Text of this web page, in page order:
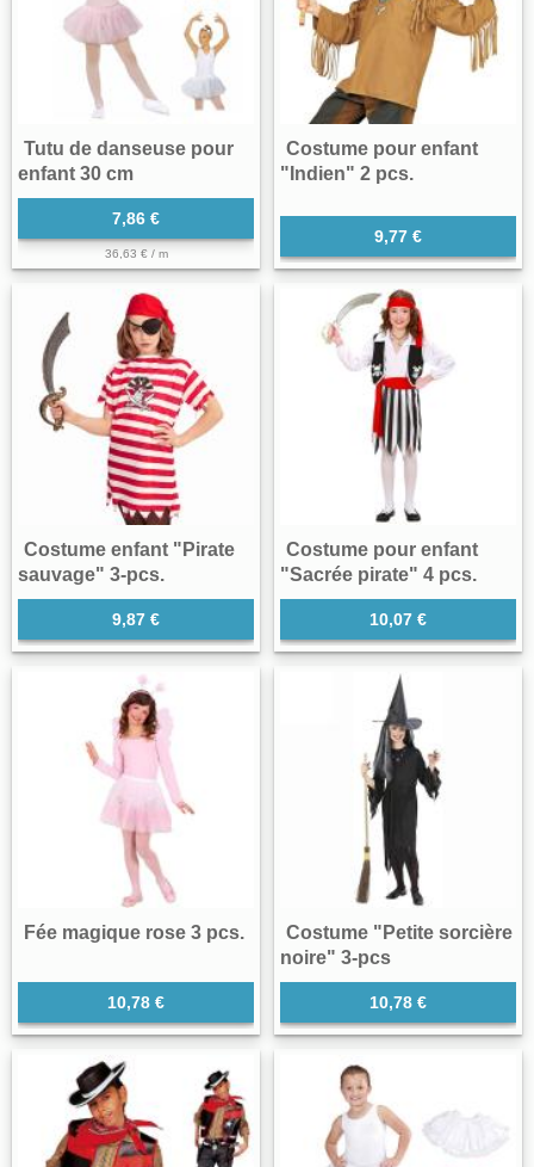
Tutu de danseuse pour
enfant 30 cm
7,86 €
36,63 € / m
Costume pour enfant
"Indien" 2 pcs.
9,77 €
Costume enfant "Pirate
sauvage" 3-pcs.
9,87 €
Costume pour enfant
"Sacrée pirate" 4 pcs.
10,07 €
Fée magique rose 3 pcs.
10,78 €
Costume "Petite sorcière
noire" 3-pcs
10,78 €